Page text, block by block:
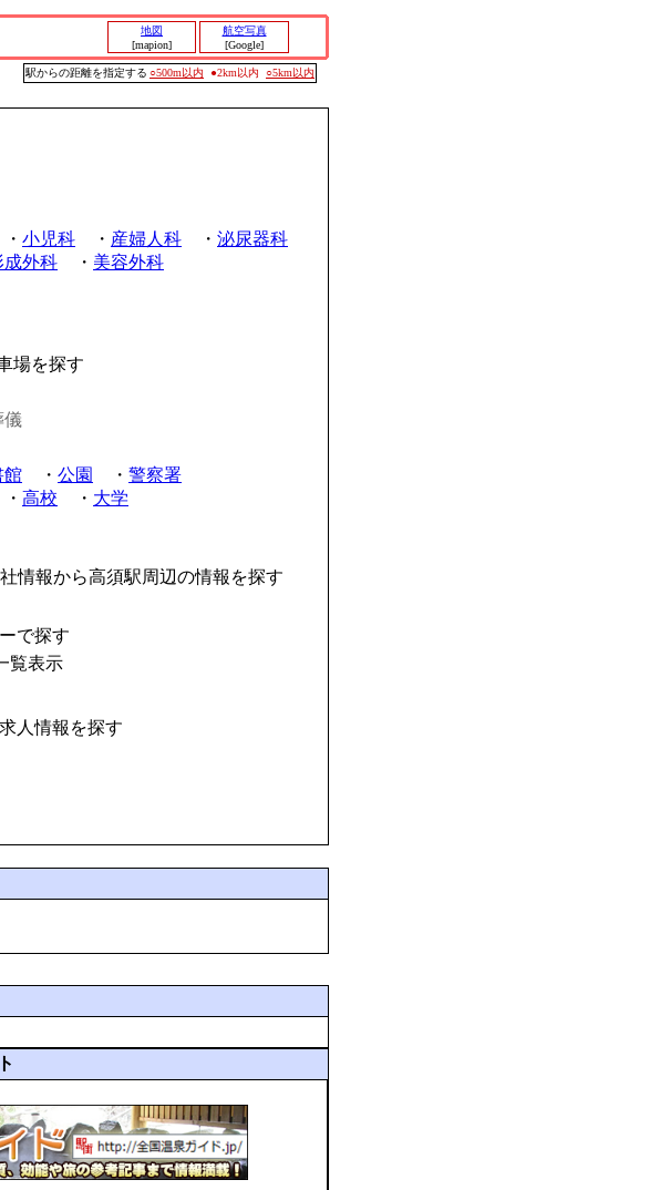
地図
[mapion]
航空写真
[Google]
駅からの距離を指定する ○500m以内 ●2km以内 ○5km以内
小児科 ・ 産婦人科 ・ 泌尿器科
成外科 ・ 美容外科
場を探す
儀
館 ・ 公園 ・ 警察署
高校 ・ 大学
情報から高須駅周辺の情報を探す
で探す
覧表示
人情報を探す